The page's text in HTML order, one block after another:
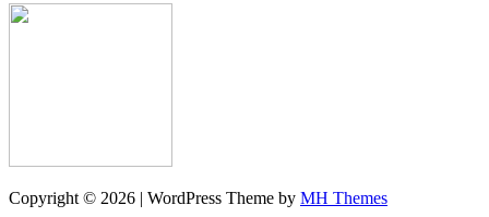
Copyright © 2026 | WordPress Theme by MH Themes